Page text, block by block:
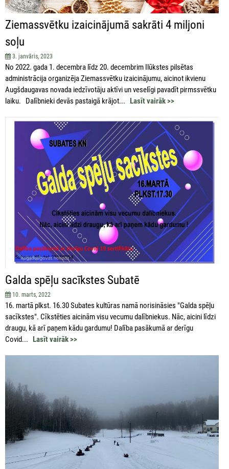
Ziemassvētku izaicinājumā sakrāti 4 miljoni
soļu
3. janvāris, 2023
No 2022. gada 1. decembra līdz 20. decembrim Ilūkstes pilsētas
administrācija organizēja Ziemassvētku izaicinājumu, aicinot ikvienu
Augšdaugavas novada iedzīvotāju aktīvi un veselīgi pavadīt pirmssvētku
laiku. Dalībnieki devās pastaigā krājot... Lasīt vairāk >>
Galda spēļu sacīkstes Subatē
10. marts, 2022
16. martā plkst. 16.30 Subates kultūras namā norisināsies "Galda spēļu
sacīkstes". Cīkstēties aicinām visu vecumu dalībniekus. Nāc, aicini līdzi
draugu, kā arī paņem kādu gardumu! Dalība pasākumā ar derīgu
Covid... Lasīt vairāk >>